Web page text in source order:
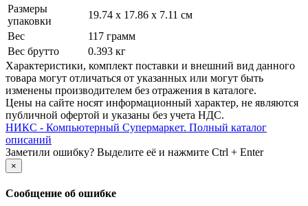
Размеры
упаковки
19.74 x 17.86 x 7.11 см
Вес
117 грамм
Вес брутто
0.393 кг
Xарактеристики, комплект поставки и внешний вид данного
товара могут отличаться от указанных или могут быть
изменены производителем без отражения в каталоге.
Цены на сайте носят информационный характер, не являются
публичной офертой и указаны без учета НДС.
НИКС - Компьютерный Cупермаркет. Полный каталог
описаний
Заметили ошибку? Выделите её и нажмите Ctrl + Enter
×
Сообщение об ошибке